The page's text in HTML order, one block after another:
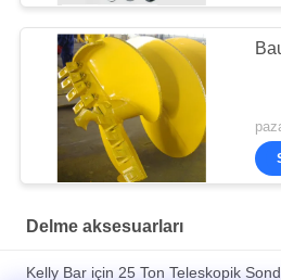
Delme aksesuarları
Kelly Bar için 25 Ton Teleskopik